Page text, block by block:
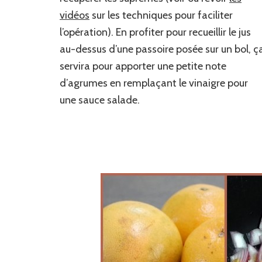
vidéos sur les techniques pour faciliter
l’opération). En profiter pour recueillir le jus
au-dessus d’une passoire posée sur un bol,
servira pour apporter une petite note
d’agrumes en remplaçant le vinaigre pour
une sauce salade.